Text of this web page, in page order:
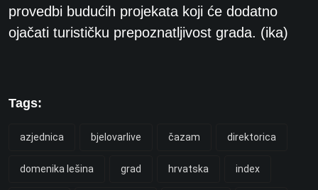
provedbi budućih projekata koji će dodatno
ojačati turističku prepoznatljivost grada. (ika)
Tags:
azjednica bjelovarlive čazam direktorica
domenika lešina grad hrvatska index